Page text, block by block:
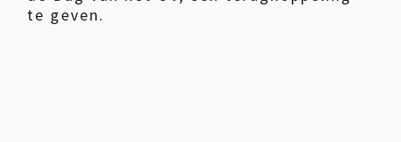
te geven.